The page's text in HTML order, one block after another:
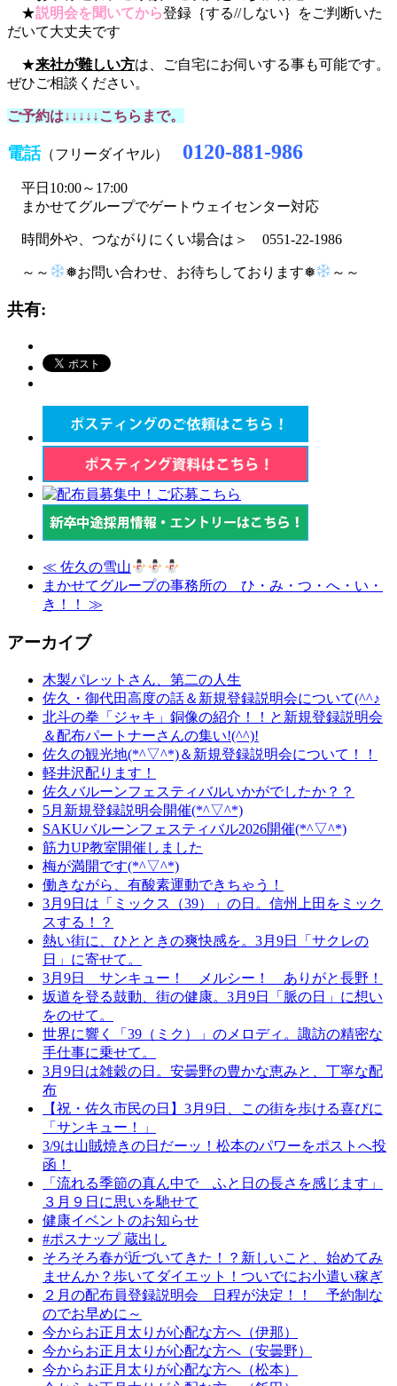
★説明会を聞いてから登録｛する//しない｝をご判断いた
だいて大丈夫です
★来社が難しい方は、ご自宅にお伺いする事も可能です。
ぜひご相談ください。
ご予約は↓↓↓↓↓こちらまで。
電話（フリーダイヤル） 0120-881-986
平日10:00～17:00
まかせてグループでゲートウェイセンター対応
時間外や、つながりにくい場合は＞ 0551-22-1986
～～ ❅お問い合わせ、お待ちしております❅ ～～
共有:
≪ 佐久の雪山
まかせてグループの事務所の ひ・み・つ・へ・い・
き！！ ≫
アーカイブ
木製パレットさん、第二の人生
佐久・御代田高度の話＆新規登録説明会について(^^♪
北斗の拳「ジャキ」銅像の紹介！！と新規登録説明会
＆配布パートナーさんの集い!(^^)!
佐久の観光地(*^▽^*)＆新規登録説明会について！！
軽井沢配ります！
佐久バルーンフェスティバルいかがでしたか？？
5月新規登録説明会開催(*^▽^*)
SAKUバルーンフェスティバル2026開催(*^▽^*)
筋力UP教室開催しました
梅が満開です(*^▽^*)
働きながら、有酸素運動できちゃう！
3月9日は「ミックス（39）」の日。信州上田をミック
スする！？
熱い街に、ひとときの爽快感を。3月9日「サクレの
日」に寄せて。
3月9日 サンキュー！ メルシー！ ありがと長野！
坂道を登る鼓動、街の健康。3月9日「脈の日」に想い
をのせて。
世界に響く「39（ミク）」のメロディ。諏訪の精密な
手仕事に乗せて。
3月9日は雑穀の日。安曇野の豊かな恵みと、丁寧な配
布
【祝・佐久市民の日】3月9日、この街を歩ける喜びに
「サンキュー！」
3/9は山賊焼きの日だーッ！松本のパワーをポストへ投
函！
「流れる季節の真ん中で ふと日の長さを感じます」
３月９日に思いを馳せて
健康イベントのお知らせ
#ポスナップ 蔵出し
そろそろ春が近づいてきた！？新しいこと、始めてみ
ませんか？歩いてダイエット！ついでにお小遣い稼ぎ
２月の配布員登録説明会 日程が決定！！ 予約制な
のでお早めに～
今からお正月太りが心配な方へ（伊那）
今からお正月太りが心配な方へ（安曇野）
今からお正月太りが心配な方へ（松本）